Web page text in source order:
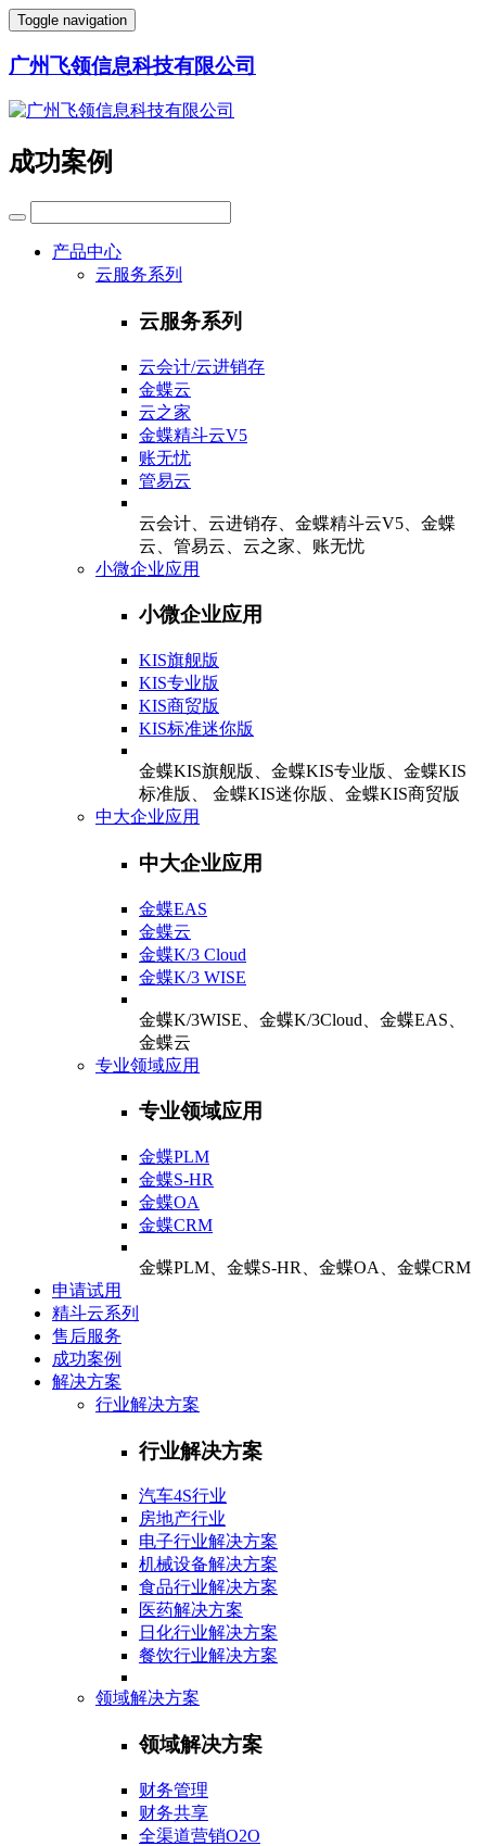
Toggle navigation
广州飞领信息科技有限公司
成功案例
产品中心
云服务系列
云服务系列
云会计/云进销存
金蝶云
云之家
金蝶精斗云V5
账无忧
管易云
云会计、云进销存、金蝶精斗云V5、金蝶
云、管易云、云之家、账无忧
小微企业应用
小微企业应用
KIS旗舰版
KIS专业版
KIS商贸版
KIS标准迷你版
金蝶KIS旗舰版、金蝶KIS专业版、金蝶KIS
标准版、 金蝶KIS迷你版、金蝶KIS商贸版
中大企业应用
中大企业应用
金蝶EAS
金蝶云
金蝶K/3 Cloud
金蝶K/3 WISE
金蝶K/3WISE、金蝶K/3Cloud、金蝶EAS、
金蝶云
专业领域应用
专业领域应用
金蝶PLM
金蝶S-HR
金蝶OA
金蝶CRM
金蝶PLM、金蝶S-HR、金蝶OA、金蝶CRM
申请试用
精斗云系列
售后服务
成功案例
解决方案
行业解决方案
行业解决方案
汽车4S行业
房地产行业
电子行业解决方案
机械设备解决方案
食品行业解决方案
医药解决方案
日化行业解决方案
餐饮行业解决方案
领域解决方案
领域解决方案
财务管理
财务共享
全渠道营销O2O